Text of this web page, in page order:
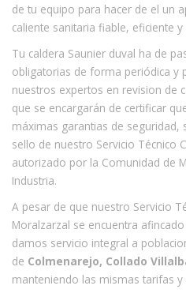
de tu equipo para hacer de el un
caliente sanitaria fiable, eficiente y
Tu caldera Saunier duval ha de
obligatorias de forma periódica y
nuestros expertos en revision de
que se encargarán de certificar
máximas garantias de seguridad,
sello de nuestro Servicio Técnico
autorizado por la Comunidad de
Industria.
A pesar de que nuestro Servicio
Moralzarzal se encuentra
damos servicio integral a
de Colmenarejo, Collado
manteniendo las mismas tarifas y